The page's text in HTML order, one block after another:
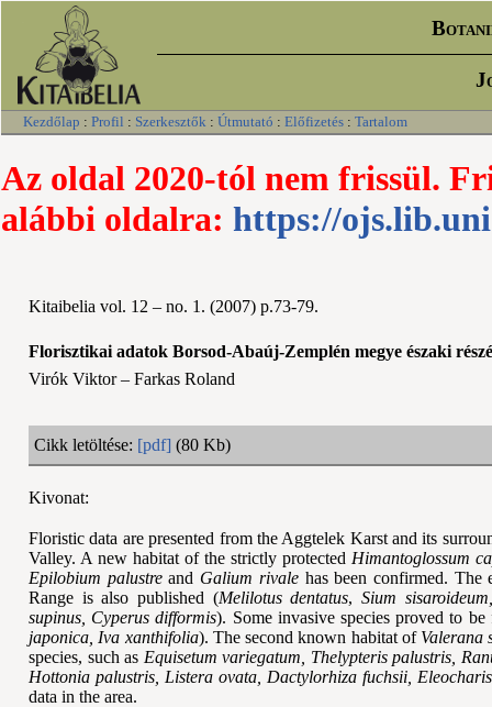
Kezdőlap : Profil : Szerkesztők : Útmutató : Előfizetés : Tartalom
Az oldal 2020-tól nem frissül.
alábbi oldalra: https://
Kitaibelia vol. 12 – no. 1. (2007) p.73-79.
Florisztikai adatok Borsod-Abaúj-Zemplén megye északi
Virók Viktor – Farkas Roland
Cikk letöltése: [pdf] (80 Kb)
Kivonat:
Floristic data are presented from the Aggtelek Karst and its
Valley. A new habitat of the strictly protected Himantoglossum
Epilobium palustreand Galium rivalehas been confirmed. The
Range is also published (Melilotus dentatus,Sium
supinus, Cyperus difformis). Some invasive species proved to
japonica, Iva xanthifolia). The second known habitat of Valerana
species, such as Equisetum variegatum, Thelypteris palustris,
Hottonia palustris, Listera ovata, Dactylorhiza fuchsii,
data in the area.